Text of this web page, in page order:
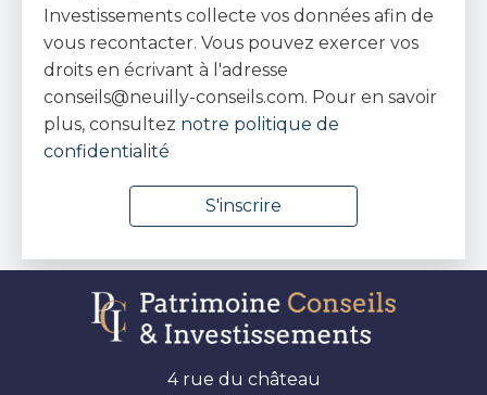
Investissements collecte vos données afin de
vous recontacter. Vous pouvez exercer vos
droits en écrivant à l'adresse
conseils@neuilly-conseils.com. Pour en savoir
plus, consultez notre politique de
confidentialité
4 rue du château